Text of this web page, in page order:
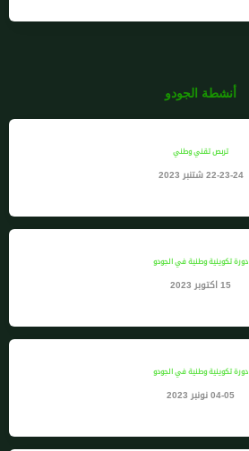
أنشطة الجودو
تربص تقني وطني
22-23-24 شتنبر 2023
دورة تكوينية وطنية في الجودو
15 اكتوبر 2023
دورة تكوينية وطنية في الجودو
04-05 نونبر 2023